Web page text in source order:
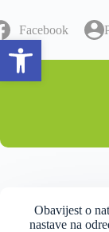
Open
Facebook
Obavijest o
nastave na